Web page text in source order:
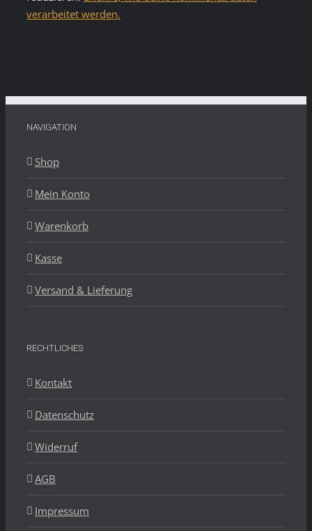
verarbeitet werden.
NAVIGATION
Shop
Mein Konto
Warenkorb
Kasse
Versand & Lieferung
RECHTLICHES
Kontakt
Datenschutz
Widerruf
AGB
Impressum